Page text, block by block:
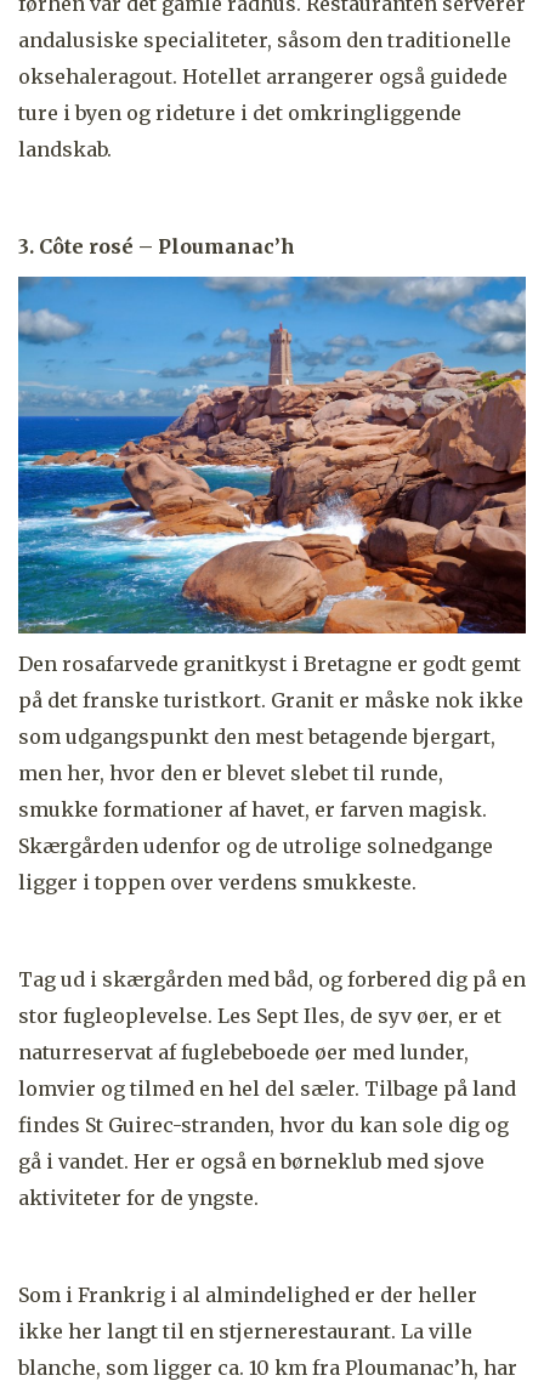
andalusiske specialiteter, såsom den traditionelle
oksehaleragout. Hotellet arrangerer også guidede
ture i byen og rideture i det omkringliggende
landskab.
3. Côte rosé – Ploumanac’h
Den rosafarvede granitkyst i Bretagne er godt gemt
på det franske turistkort. Granit er måske nok ikke
som udgangspunkt den mest betagende bjergart,
men her, hvor den er blevet slebet til runde,
smukke formationer af havet, er farven magisk.
Skærgården udenfor og de utrolige solnedgange
ligger i toppen over verdens smukkeste.
Tag ud i skærgården med båd, og forbered dig på en
stor fugleoplevelse. Les Sept Iles, de syv øer, er et
naturreservat af fuglebeboede øer med lunder,
lomvier og tilmed en hel del sæler. Tilbage på land
findes St Guirec-stranden, hvor du kan sole dig og
gå i vandet. Her er også en børneklub med sjove
aktiviteter for de yngste.
Som i Frankrig i al almindelighed er der heller
ikke her langt til en stjernerestaurant. La ville
blanche, som ligger ca. 10 km fra Ploumanac’h, har